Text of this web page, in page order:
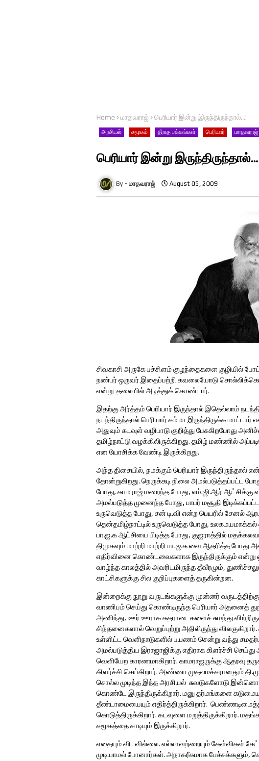
Home மாதவராஜ் பெரியார் இன்று இருந்திருந்தால்...!
அரசியல் சமூகம் தீராத பக்கங்கள் பெரியார் மாதவராஜ்
பெரியார் இன்று
மாதவராஜ் August 05, 2009
சிவகாசி அருகே பச்சிளம் குழந்தைகளை குழியில்
நண்பர் ஒருவர் இதைப்பற்றி கவலையோடு
என்று தலையில் அடித்துக் கொண்டார்.
இதற்கு அர்த்தம் பெரியார் இருந்தால் இதெல்லாம்
நடந்திருந்தால் பெரியார் சும்மா இருந்திருக்க
அதுவும் கடவுள் வழிபாடு குறித்து பேசுகிறபோது
தமிழ்நாட்டு வழக்கிலிருக்கிறது. தமிழ் மண்ணில்
என யோசிக்க வேண்டி இருக்கிறது.
அந்த திசையில், நமக்கும் பெரியார் இருந்திருந்தால்
தோன்றுகிறது. நெருக்கடி நிலை அமல்படுத்தப்பட்ட
போது, காமராஜ் மறைந்த போது, எம்.ஜி.ஆர் ஆட்சிக்கு
அமல்படுத்த முனைந்த போது, பாபர் மசூதி
உருவெடுத்த போது, சன் டி.வி என்ற பெயரில் சேனல்
தென்தமிழ்நாட்டில் உருவெடுத்த போது,
பா.ஜ.க ஆட்சியை பிடித்த போது, குஜராத்தில்
திமுகவும் மாற்றி மாற்றி பா.ஜ.க வை ஆதரித்த
எதிர்வினை கொண்டவைகளாக இருந்திருக்கும் என்று
வாழ்ந்த காலத்தில் அவரிடமிருந்த தீவீரமும்,
காட்சிகளுக்கு சில குறிப்புகளைத் தருகின்றன.
இன்றைக்கு நூறு வருடங்களுக்கு முன்னர்
வாணிபம் செய்து கொண்டிருந்த பெரியார் அதனைத்
அணிந்து, ஊர் ஊராக கதராடைகளைச் சுமந்து
சிந்தனைகளால் வெறுப்புற்று அதிலிருந்து
உள்ளிட்ட வெளிநாடுகளில் பயணம் சென்று வந்து
அமல்படுத்திய இராஜாஜிக்கு எதிராக கிளர்ச்சி
வெளியேற காரணமாகிறார். காமராஜருக்கு ஆதரவு
கிளர்ச்சி செய்கிறார். அண்ணா முதலமச்சரானதும்
சொல்ல முடிந்த இந்த அரசியல் சுவடுகளோடு
கொண்டே இருந்திருக்கிறார். மனு தர்மங்களை
தீண்டாமையையும் எதிர்த்திருக்கிறார்.
கொடுத்திருக்கிறார். கடவுளை மறுத்திருக்கிறார்.
சமூகத்தை சாடியும் இருக்கிறார்.
எதையும் விடவில்லை. எல்லாவற்றையும் கேள்விகள்
முடியாமல் போனார்கள். அநாகரீகமாக பேச்சுக்களும்,